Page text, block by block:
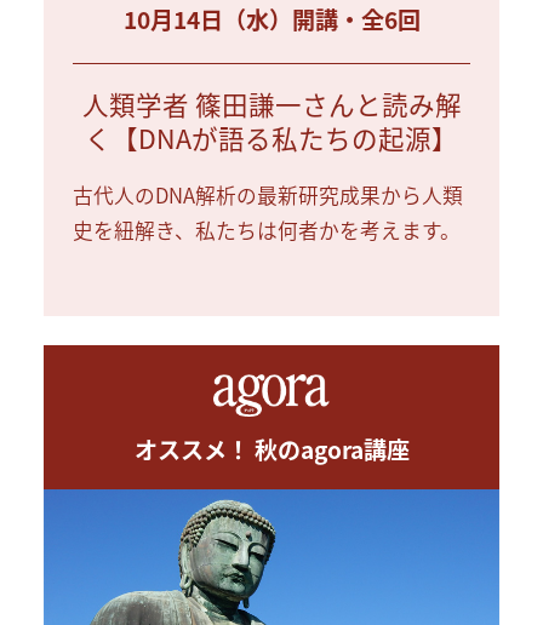
10月14日（水）開講・全6回
人類学者 篠田謙一さんと読み解
く【DNAが語る私たちの起源】
古代人のDNA解析の最新研究成果から人類
史を紐解き、私たちは何者かを考えます。
オススメ！ 秋のagora講座